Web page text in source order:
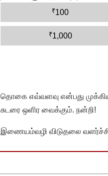
₹100
₹1,000
தொகை எவ்வளவு என்பது
சுடரை ஒளிர வைக்கும். நன்றி!
இணையம்வழி விடுதலை